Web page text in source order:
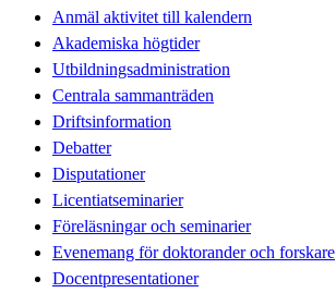
Anmäl aktivitet till kalendern
Akademiska högtider
Utbildningsadministration
Centrala sammanträden
Driftsinformation
Debatter
Disputationer
Licentiatseminarier
Föreläsningar och seminarier
Evenemang för doktorander och forskare
Docentpresentationer